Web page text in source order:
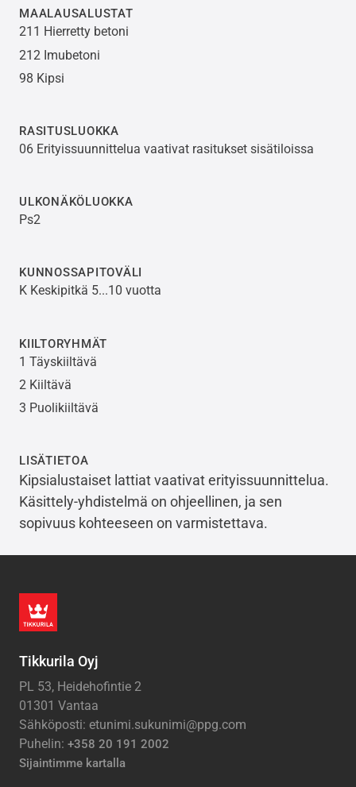
MAALAUSALUSTAT
211 Hierretty betoni
212 Imubetoni
98 Kipsi
RASITUSLUOKKA
06 Erityissuunnittelua vaativat rasitukset sisätiloissa
ULKONÄKÖLUOKKA
Ps2
KUNNOSSAPITOVÄLI
K Keskipitkä 5...10 vuotta
KIILTORYHMÄT
1 Täyskiiltävä
2 Kiiltävä
3 Puolikiiltävä
LISÄTIETOA
Kipsialustaiset lattiat vaativat erityissuunnittelua.
Käsittely-yhdistelmä on ohjeellinen, ja sen
sopivuus kohteeseen on varmistettava.
Tikkurila Oyj
PL 53, Heidehofintie 2
01301 Vantaa
Sähköposti: etunimi.sukunimi@ppg.com
Puhelin: +358 20 191 2002
Sijaintimme kartalla